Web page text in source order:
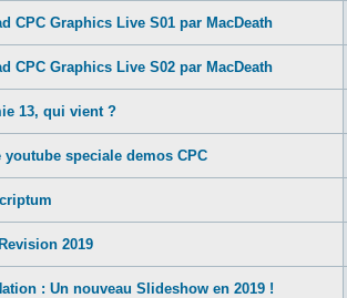
CPC Graphics Live S01 par MacDeath
CPC Graphics Live S02 par MacDeath
13, qui vient ?
youtube speciale demos CPC
2019
: Un nouveau Slideshow en 2019 !